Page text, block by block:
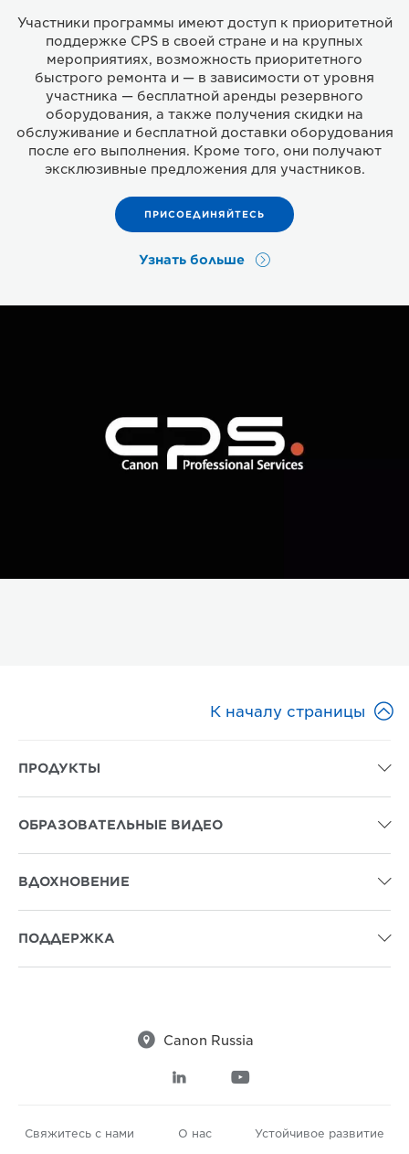
Участники программы имеют доступ к приоритетной
поддержке CPS в своей стране и на крупных
мероприятиях, возможность приоритетного
быстрого ремонта и — в зависимости от уровня
участника — бесплатной аренды резервного
оборудования, а также получения скидки на
обслуживание и бесплатной доставки оборудования
после его выполнения. Кроме того, они получают
эксклюзивные предложения для участников.
ПРИСОЕДИНЯЙТЕСЬ
Узнать больше
К началу страницы 
ПРОДУКТЫ 
ОБРАЗОВАТЕЛЬНЫЕ ВИДЕО 
ВДОХНОВЕНИЕ 
ПОДДЕРЖКА 
 Canon Russia
 
Свяжитесь с нами О нас Устойчивое развитие